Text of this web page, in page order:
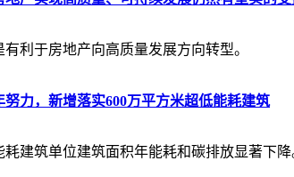
利于房地产向高质量发展方向转型。
努力，新增落实600万平方米超低能耗建筑
建筑单位建筑面积年能耗和碳排放显著下降